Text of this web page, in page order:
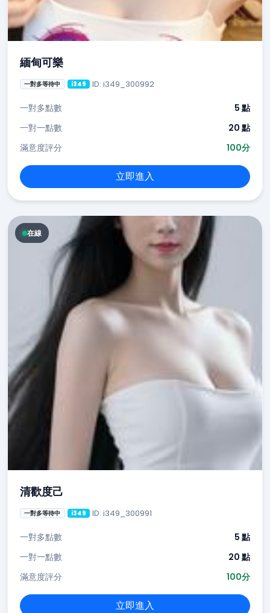
緬甸可樂
一對多等待中 i349 ID: i349_300992
一對多點數
5 點
一對一點數
20 點
滿意度評分
100分
立即進入
在線
清歡度己
一對多等待中 i349 ID: i349_300991
一對多點數
5 點
一對一點數
20 點
滿意度評分
100分
立即進入